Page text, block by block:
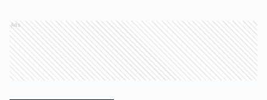
Ads